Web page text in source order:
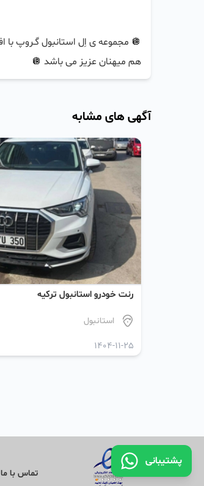
پشتیبانی
هم میهنان عزیز می باشد 🪩
آگهی های مشابه
رنت خودرو استانبول ترکیه
استانبول
1404-11-25
تماس با ما